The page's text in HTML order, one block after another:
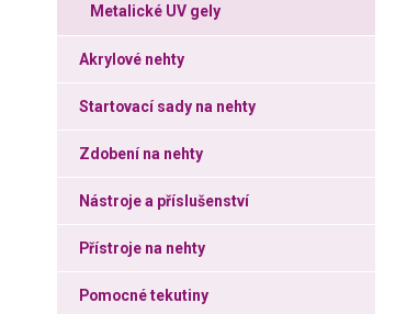
Metalické UV gely
Akrylové nehty
Startovací sady na nehty
Zdobení na nehty
Nástroje a příslušenství
Přístroje na nehty
Pomocné tekutiny